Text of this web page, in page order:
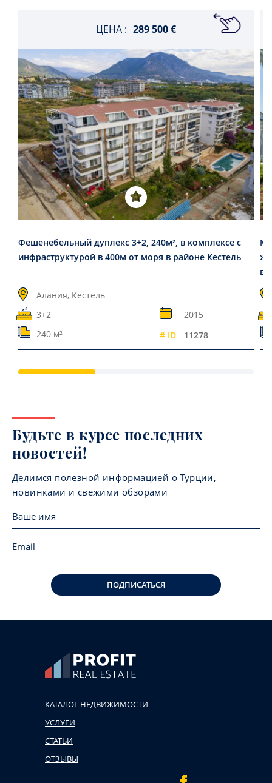
ЦЕНА : 289 500 €
Фешенебельный дуплекс 3+2, 240м², в комплексе с
инфраструктурой в 400м от моря в районе Кестель
Алания, Кестель
3+2
2015
240 м²
# ID 11278
Будьте в курсе последних
новостей!
Делимся полезной информацией о Турции,
новинками и свежими обзорами
ПОДПИСАТЬСЯ
КАТАЛОГ НЕДВИЖИМОСТИ
УСЛУГИ
СТАТЬИ
ОТЗЫВЫ